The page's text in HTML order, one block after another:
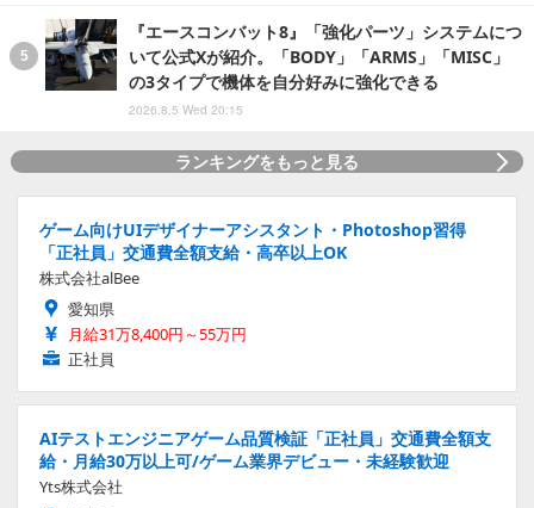
『エースコンバット8』「強化パーツ」システムにつ
いて公式Xが紹介。「BODY」「ARMS」「MISC」
の3タイプで機体を自分好みに強化できる
2026.8.5 Wed 20:15
ランキングをもっと見る
ゲーム向けUIデザイナーアシスタント・Photoshop習得
「正社員」交通費全額支給・高卒以上OK
株式会社alBee
愛知県
月給31万8,400円～55万円
正社員
AIテストエンジニアゲーム品質検証「正社員」交通費全額支
給・月給30万以上可/ゲーム業界デビュー・未経験歓迎
Yts株式会社